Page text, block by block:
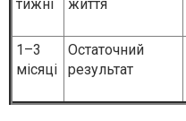
тижні
життя
1–3
місяці
Остаточний
результат